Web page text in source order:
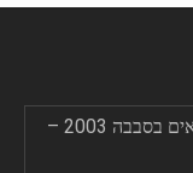
מילואים – כל הזכויות שמורות לאתר מילואים בסבבה 2003 –